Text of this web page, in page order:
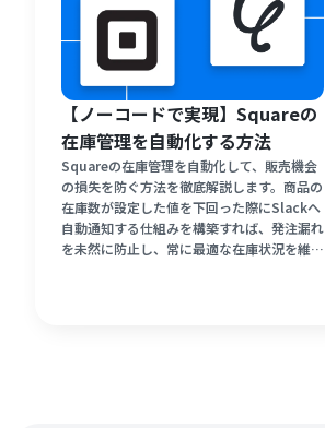
【ノーコードで実現】Squareの
在庫管理を自動化する方法
Squareの在庫管理を自動化して、販売機会
の損失を防ぐ方法を徹底解説します。商品の
在庫数が設定した値を下回った際にSlackへ
自動通知する仕組みを構築すれば、発注漏れ
を未然に防止し、常に最適な在庫状況を維持